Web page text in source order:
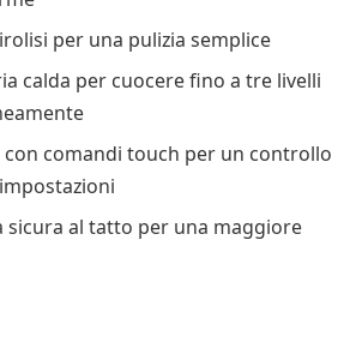
per una pulizia semplice
calda per cuocere fino a tre livelli
con comandi touch per un controllo
sicura al tatto per una maggiore